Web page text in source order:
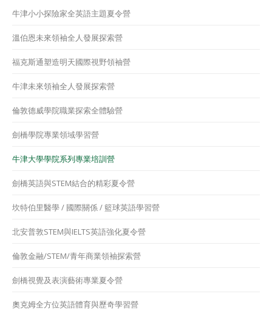
牛津小小探險家全英語主題夏令營
溫伯恩未來領袖全人發展探索營
福克斯通塑造明天國際視野領袖營
牛津未來領袖全人發展探索營
倫敦德威學院職業探索全體驗營
劍橋學院專業領域學習營
牛津大學學院系列專業培訓營
劍橋英語與STEM結合的精彩夏令營
坎特伯里醫學 ∕ 國際關係 ∕ 籃球英語學習營
北安普敦STEM與IELTS英語強化夏令營
倫敦金融∕STEM∕青年商業領袖探索營
劍橋視覺及表演藝術專業夏令營
奧克姆全方位英語體育與歷奇學習營